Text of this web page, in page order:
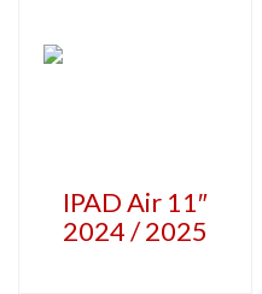
IPAD Air 11″
2024 / 2025